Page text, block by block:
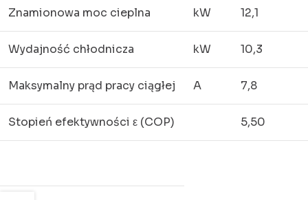
Znamionowa moc cieplna kW 12,1
Wydajność chłodnicza kW 10,3
Maksymalny prąd pracy ciągłej A 7,8
Stopień efektywności ε (COP) 5,50